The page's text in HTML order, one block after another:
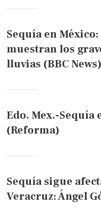
Sequía en
muestran los
lluvias (BBC News)
Edo. Mex.-Sequía
(Reforma)
Sequía sigue
Veracruz: Ángel